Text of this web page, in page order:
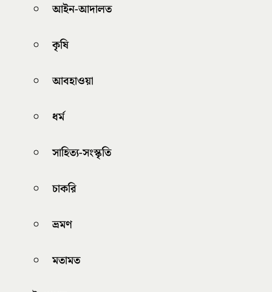
আইন-আদালত
কৃষি
আবহাওয়া
ধর্ম
সাহিত্য-সংস্কৃতি
চাকরি
ভ্রমণ
মতামত